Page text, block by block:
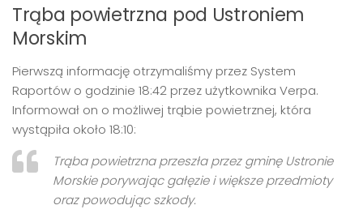
Trąba powietrzna pod Ustroniem
Morskim
Pierwszą informację otrzymaliśmy przez System
Raportów o godzinie 18:42 przez użytkownika Verpa.
Informował on o możliwej trąbie powietrznej, która
wystąpiła około 18:10:
Trąba powietrzna przeszła przez gminę Ustronie
Morskie porywając gałęzie i większe przedmioty
oraz powodując szkody.